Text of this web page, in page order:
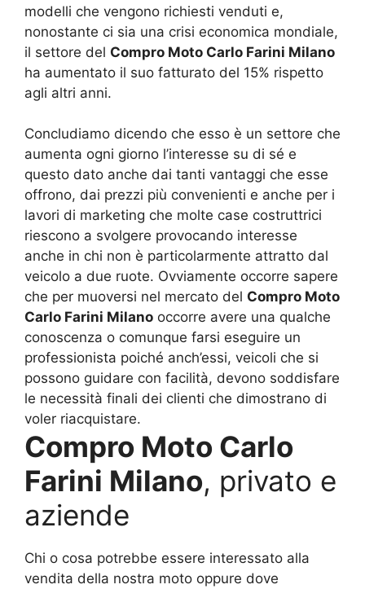
modelli che vengono richiesti venduti e,
nonostante ci sia una crisi economica mondiale,
il settore del Compro Moto Carlo Farini Milano
ha aumentato il suo fatturato del 15% rispetto
agli altri anni.
Concludiamo dicendo che esso è un settore che
aumenta ogni giorno l’interesse su di sé e
questo dato anche dai tanti vantaggi che esse
offrono, dai prezzi più convenienti e anche per i
lavori di marketing che molte case costruttrici
riescono a svolgere provocando interesse
anche in chi non è particolarmente attratto dal
veicolo a due ruote. Ovviamente occorre sapere
che per muoversi nel mercato del Compro Moto
Carlo Farini Milano occorre avere una qualche
conoscenza o comunque farsi eseguire un
professionista poiché anch’essi, veicoli che si
possono guidare con facilità, devono soddisfare
le necessità finali dei clienti che dimostrano di
voler riacquistare.
Compro Moto Carlo
Farini Milano, privato e
aziende
Chi o cosa potrebbe essere interessato alla
vendita della nostra moto oppure dove